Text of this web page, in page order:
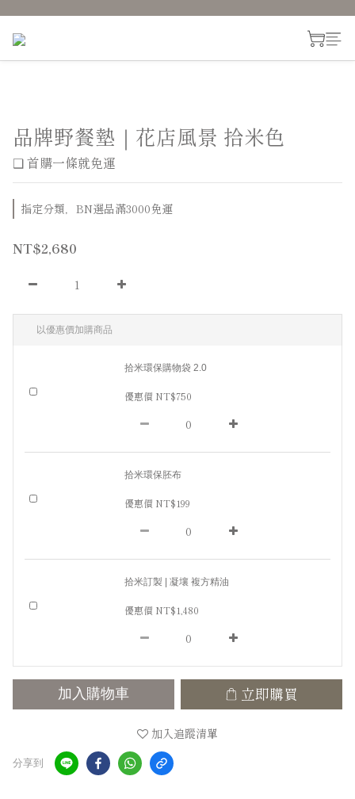
品牌野餐墊｜花店風景 拾米色
❑ 首購一條就免運
指定分類，BN選品滿3000免運
NT$2,680
以優惠價加購商品
拾米環保購物袋 2.0
優惠價 NT$750
拾米環保胚布
優惠價 NT$199
拾米訂製 | 凝壤 複方精油
優惠價 NT$1,480
加入購物車 立即購買
加入追蹤清單
分享到